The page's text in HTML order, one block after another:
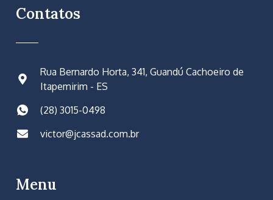
Contatos
Rua Bernardo Horta, 341, Guandú Cachoeiro de
Itapemirim - ES
(28) 3015-0498
victor@jcassad.com.br
Menu